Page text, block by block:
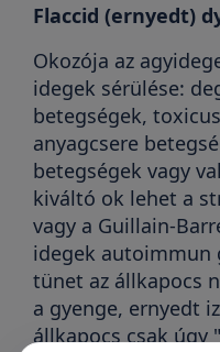
Flaccid (ernyedt)
Okozója az
idegek sérülése:
betegségek,
anyagcsere
betegségek vagy
kiváltó ok lehet a
vagy a Guillain-
idegek autoimmun
tünet az állkapocs
a gyenge, ernyedt
állkapocs csak